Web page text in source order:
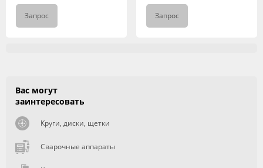
Запрос Запрос
Вас могут
заинтересовать
Круги, диски, щетки
Сварочные аппараты